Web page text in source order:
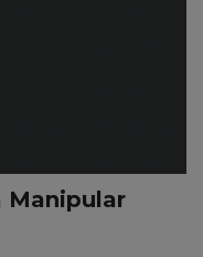
Manipular